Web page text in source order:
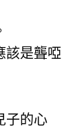
該是聾啞
子的心